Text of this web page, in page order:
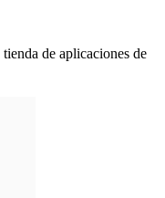
de aplicaciones de